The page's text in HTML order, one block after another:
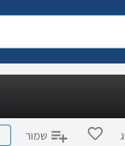
שמור